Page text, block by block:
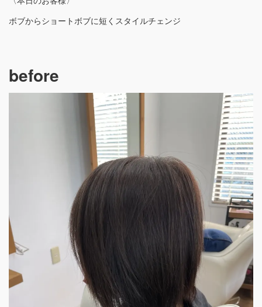
ボブからショートボブに短くスタイルチェンジ
before